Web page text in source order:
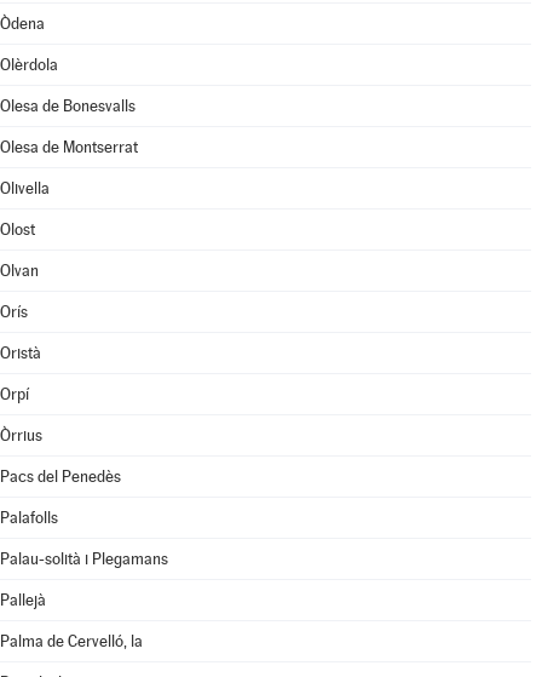
Òdena
Olèrdola
Olesa de Bonesvalls
Olesa de Montserrat
Olivella
Olost
Olvan
Orís
Oristà
Orpí
Òrrius
Pacs del Penedès
Palafolls
Palau-solità i Plegamans
Pallejà
Palma de Cervelló, la